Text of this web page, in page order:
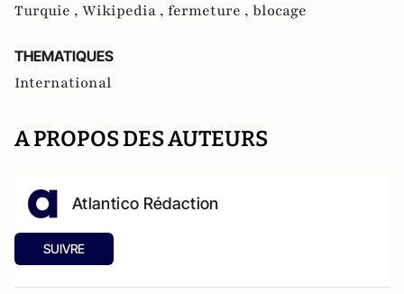
Turquie , Wikipedia , fermeture , blocage
THEMATIQUES
International
A PROPOS DES AUTEURS
Atlantico Rédaction
SUIVRE